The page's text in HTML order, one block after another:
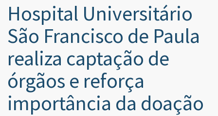
Hospital Universitário
São Francisco de Paula
realiza captação de
órgãos e reforça
importância da doação